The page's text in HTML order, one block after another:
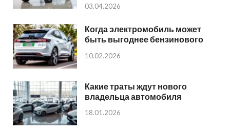
03.04.2026
Когда электромобиль может
быть выгоднее бензинового
10.02.2026
Какие траты ждут нового
владельца автомобиля
18.01.2026